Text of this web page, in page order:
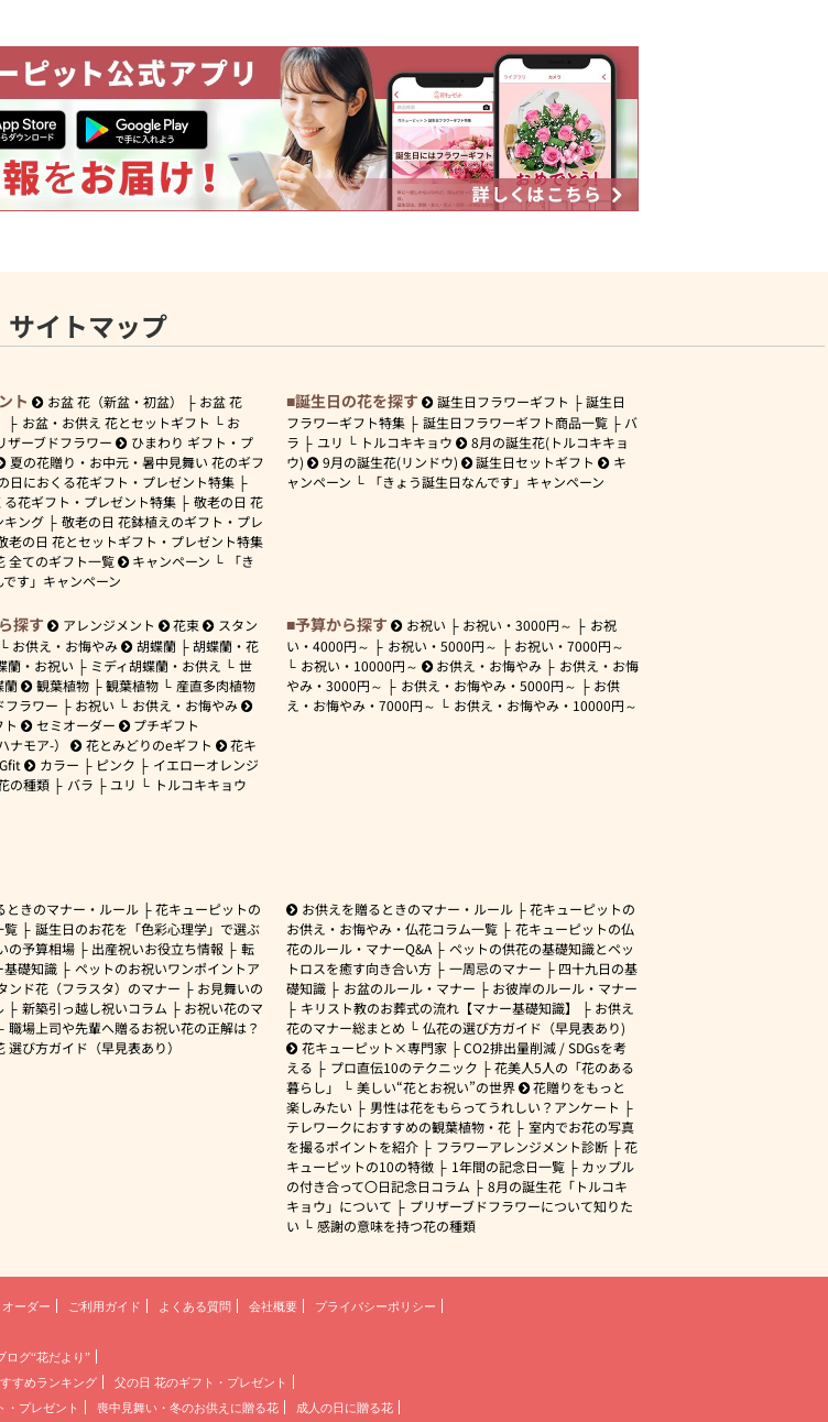
サイトマップ
ト お盆 花（新盆・初盆）
お盆 花
お盆・お供え 花とセットギフト
お
ザーブドフラワー
ひまわり ギフト・プ
夏の花贈り・お中元・暑中見舞い 花のギフ
日におくる花ギフト・プレゼント特集
花ギフト・プレゼント特集
敬老の日 花
キング
敬老の日 花鉢植えのギフト・プレ
老の日 花とセットギフト・プレゼント特集
全てのギフト一覧
キャンペーン
「き
す」キャンペーン
誕生日の花を探す 誕生日フラワーギフト
誕生日
フラワーギフト特集
誕生日フラワーギフト商品一覧
バ
ラ
ユリ トルコキキョウ
8月の誕生花(トルコキキョ
ウ)
9月の誕生花(リンドウ) 誕生日セットギフト
キ
ャンペーン
「きょう誕生日なんです」キャンペーン
探す アレンジメント 花束
スタン
お供え・お悔やみ 胡蝶蘭
胡蝶蘭・花
蘭・お祝い ミディ胡蝶蘭・お供え
世
蘭
観葉植物 観葉植物
産直多肉植物
フラワー
お祝い
お供え・お悔やみ
セミオーダー
プチギフト
ナモア-）
花とみどりのeギフト
花キ
カラー ピンク
イエローオレンジ
の種類 バラ ユリ トルコキキョウ
予算から探す お祝い お祝い・3000円～
お祝
い・ 4000円～ お祝い・ 5000円～ お祝い・7000円～
お祝い・ 10000円～ お供え・お悔やみ
お供え・お悔
やみ・ 3000円～ お供え・お悔やみ・ 5000円～
お供
え・お悔やみ・ 7000円～ お供え・お悔やみ・ 10000円～
ときのマナー・ルール
花キューピットの
覧
誕生日のお花を「色彩心理学」で選ぶ
の予算相場 出産祝いお役立ち情報
転
基礎知識
ペットのお祝いワンポイントア
ンド花（フラスタ）のマナー
お見舞いの
新築引っ越し祝いコラム
お祝い花のマ
職場上司や先輩へ贈るお祝い花の正解は？
選び方ガイド（早見表あり）
お供えを贈るときのマナー・ルール
花キューピットの
お供え・お悔やみ・仏花コラム一覧
花キューピットの仏
花のルール・マナーQ&A
ペットの供花の基礎知識とペッ
トロスを癒す向き合い方
一周忌のマナー
四十九日の基
礎知識
お盆のルール・マナー
お彼岸のルール・マナー
キリスト教のお葬式の流れ【マナー基礎知識】
お供え
花のマナー総まとめ
仏花の選び方ガイド（早見表あり)
花キューピット×専門家
CO2排出量削減 / SDGsを考
える
プロ直伝10のテクニック
花美人5人の「花のある
暮らし」
美しい“花とお祝い”の世界
花贈りをもっと
楽しみたい
男性は花をもらってうれしい？アンケート
テレワークにおすすめの観葉植物・花
室内でお花の写真
を撮るポイントを紹介
フラワーアレンジメント診断
花
キューピットの10の特徴
1年間の記念日一覧
カップル
の付き合って〇日記念日コラム
8月の誕生花「トルコキ
キョウ」について
プリザーブドフラワーについて知りた
い
感謝の意味を持つ花の種類
オーダー ご利用ガイド よくある質問 会社概要
プライバシーポリシー
ログ“花だより”
すめランキング
父の日 花のギフト・プレゼント
・プレゼント 喪中見舞い・冬のお供えに贈る花 成人の日に贈る花